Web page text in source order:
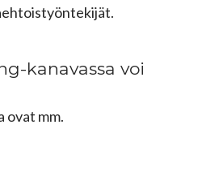
kanavassa voi
ovat mm.